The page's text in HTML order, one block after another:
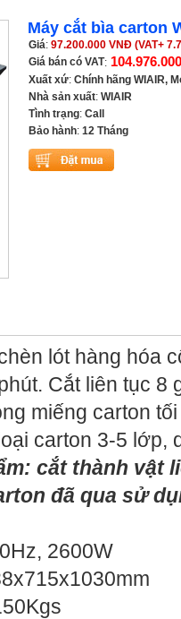
Máy cắt bìa carton
Giá: 97.200.000 VNĐ (VAT+
Giá bán có VAT:
Xuất xứ: Chính hãng WIAIR,
Nhà sản xuất: WIAIR
Tình trạng: Call
Bảo hành: 12 Tháng
lót hàng hóa
Cắt liên tục 8
miếng carton
carton 3-5 lớp,
cắt thành vật
đã qua sử
2600W